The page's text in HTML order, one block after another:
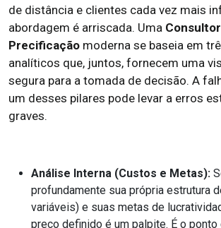
de distância e clientes cada vez mais
abordagem é arriscada. Uma
Precificação moderna se baseia em
analíticos que, juntos, fornecem uma
segura para a tomada de decisão. A
um desses pilares pode levar a erros
graves.
Análise Interna (Custos e Metas):
profundamente sua própria estrutura
variáveis) e suas metas de
preço definido é um palpite. É o